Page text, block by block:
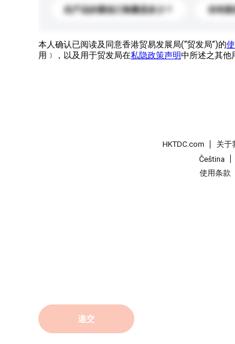
此产品的最低订购量是多少？ 你有新
本人确认已阅读及同意香港贸易发展局(“贸发局”)的
用﹞，以及用于贸发局在私隐政策声明中所述之其他
递交
HKTDC.com 关于
Čeština
使用条款